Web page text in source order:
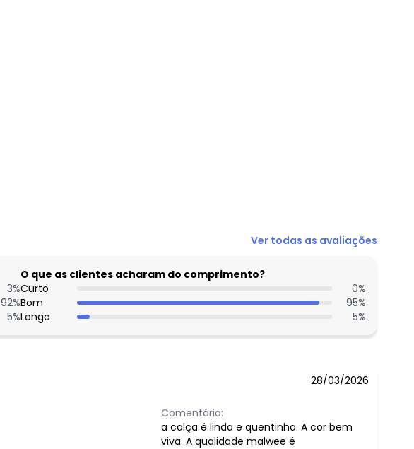
Ver todas as avaliações
3%
92%
5%
O que as clientes acharam do comprimento?
Curto
0%
Bom
95%
Longo
5%
28/03/2026
Comentário:
a calça é linda e quentinha. A cor bem
viva. A qualidade malwee é